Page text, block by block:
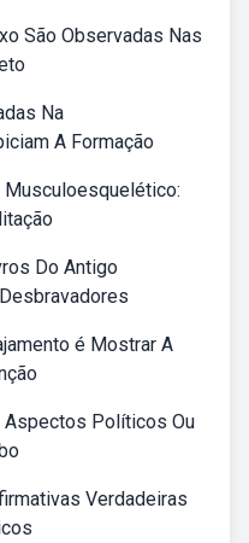
São Observadas Nas
Na
A Formação
Do Antigo
é Mostrar A
Políticos Ou
Verdadeiras